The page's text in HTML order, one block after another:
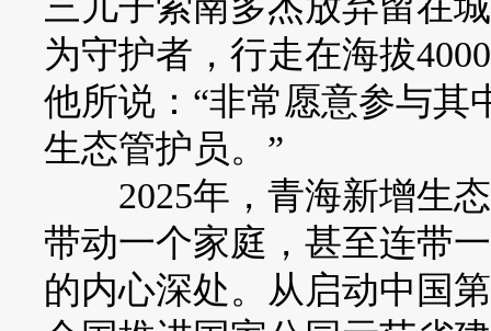
为守护者，行走在海拔
他所说：“非常愿意参与其
生态管护员。”
2025年，青海新增生态
带动一个家庭，甚至连带
的内心深处。从启动中国